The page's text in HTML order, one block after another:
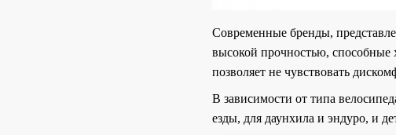
Современные бренды,
высокой прочностью, способные
позволяет не чувствовать
В зависимости от типа
езды, для даунхила и эндуро, и